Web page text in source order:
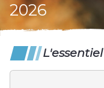
2026
L'essentiel